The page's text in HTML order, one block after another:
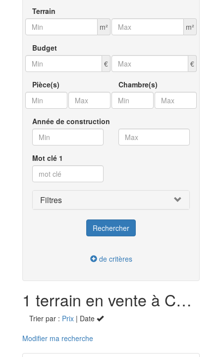
Terrain
m²
m²
Budget
€
€
Pièce(s) Chambre(s)
Année de construction
Mot clé 1
Filtres
de critères
1 terrain en vente à Chevry (01)
Trier par : Prix | Date
Modifier ma recherche